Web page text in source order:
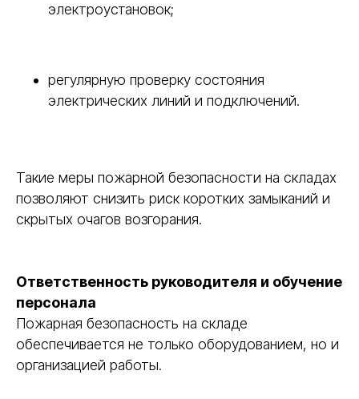
электроустановок;
регулярную проверку состояния
электрических линий и подключений.
Такие меры пожарной безопасности на складах
позволяют снизить риск коротких замыканий и
скрытых очагов возгорания.
Ответственность руководителя и обучение
персонала
Пожарная безопасность на складе
обеспечивается не только оборудованием, но и
организацией работы.